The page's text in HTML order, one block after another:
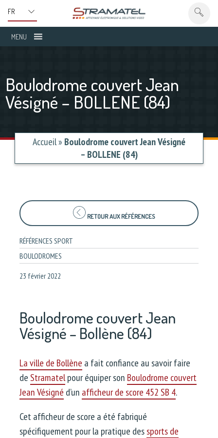
MENU
Boulodrome couvert Jean
Vésigné – BOLLENE (84)
Accueil» Boulodrome couvert Jean Vésigné
– BOLLENE (84)
RETOUR AUX RÉFÉRENCES
RÉFÉRENCES SPORT
BOULODROMES
23 février 2022
Boulodrome couvert Jean
Vésigné – Bollène (84)
La ville de Bollène a fait confiance au savoir faire
de Stramatelpour équiper son Boulodrome couvert
Jean Vésigné d’un afficheur de score 452 SB 4.
Cet afficheur de score a été fabriqué
spécifiquement pour la pratique dessports de